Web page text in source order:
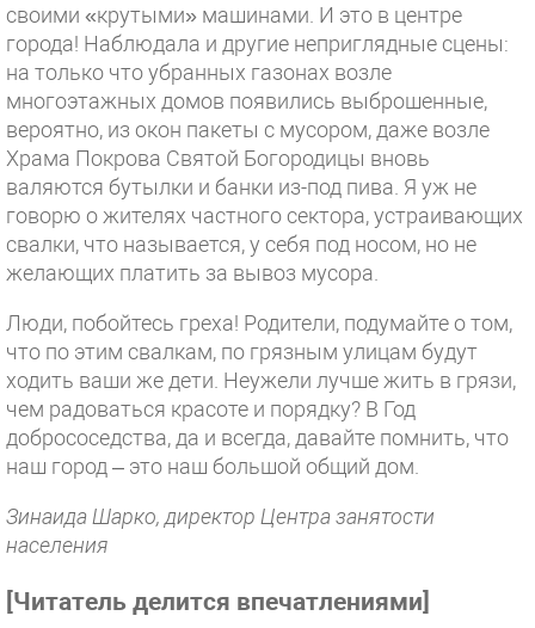
своими «крутыми» машинами. И это в центре
города! Наблюдала и другие неприглядные сцены:
на только что убранных газонах возле
многоэтажных домов появились выброшенные,
вероятно, из окон пакеты с мусором, даже возле
Храма Покрова Святой Богородицы вновь
валяются бутылки и банки из-под пива. Я уж не
говорю о жителях частного сектора, устраивающих
свалки, что называется, у себя под носом, но не
желающих платить за вывоз мусора.
Люди, побойтесь греха! Родители, подумайте о том,
что по этим свалкам, по грязным улицам будут
ходить ваши же дети. Неужели лучше жить в грязи,
чем радоваться красоте и порядку? В Год
добрососедства, да и всегда, давайте помнить, что
наш город – это наш большой общий дом.
Зинаида Шарко, директор Центра занятости
населения
[Читатель делится впечатлениями]